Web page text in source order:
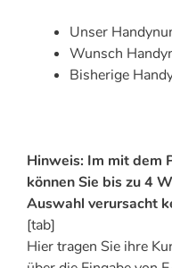
Unser
Wunsch
Bisherige
Hinweis: Im mit dem
können Sie bis zu 4
Auswahl verursacht
[tab]
Hier tragen Sie ihre